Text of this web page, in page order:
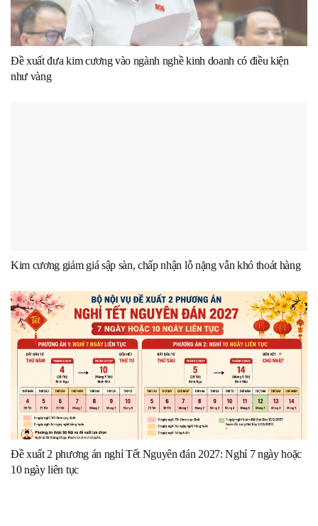
Đề xuất đưa kim cương vào ngành nghề kinh doanh có điều kiện
như vàng
Kim cương giảm giá sập sàn, chấp nhận lỗ nặng vẫn khó thoát hàng
Đề xuất 2 phương án nghỉ Tết Nguyên đán 2027: Nghỉ 7 ngày hoặc
10 ngày liên tục